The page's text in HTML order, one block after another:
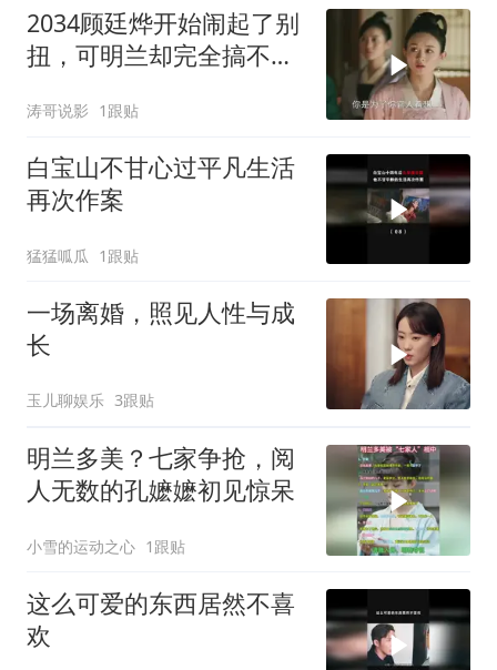
2034顾廷烨开始闹起了别
扭，可明兰却完全搞不懂
涛哥说影 1跟贴
白宝山不甘心过平凡生活
再次作案
猛猛呱瓜 1跟贴
一场离婚，照见人性与成
长
玉儿聊娱乐 3跟贴
明兰多美？七家争抢，阅
人无数的孔嬷嬷初见惊呆
小雪的运动之心 1跟贴
这么可爱的东西居然不喜
欢